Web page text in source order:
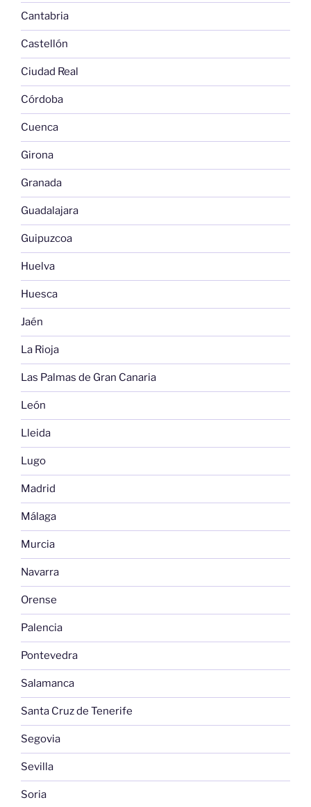
Cantabria
Castellón
Ciudad Real
Córdoba
Cuenca
Girona
Granada
Guadalajara
Guipuzcoa
Huelva
Huesca
Jaén
La Rioja
Las Palmas de Gran Canaria
León
Lleida
Lugo
Madrid
Málaga
Murcia
Navarra
Orense
Palencia
Pontevedra
Salamanca
Santa Cruz de Tenerife
Segovia
Sevilla
Soria